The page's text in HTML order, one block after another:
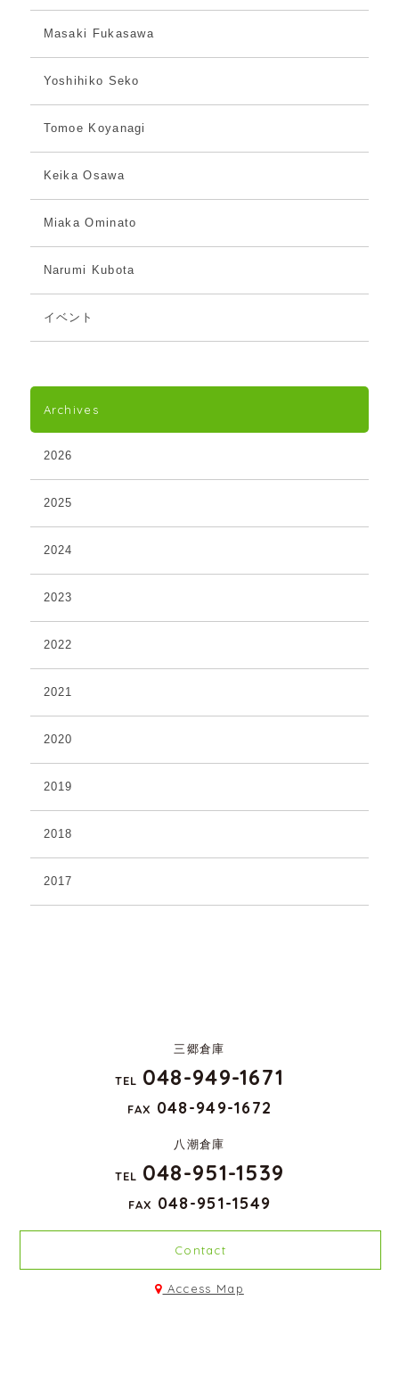
Masaki Fukasawa
Yoshihiko Seko
Tomoe Koyanagi
Keika Osawa
Miaka Ominato
Narumi Kubota
イベント
Archives
2026
2025
2024
2023
2022
2021
2020
2019
2018
2017
三郷倉庫
TEL 048-949-1671
FAX 048-949-1672
八潮倉庫
TEL 048-951-1539
FAX 048-951-1549
Contact
Access Map